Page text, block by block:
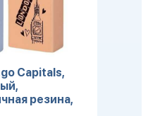
Capitals,
резина,